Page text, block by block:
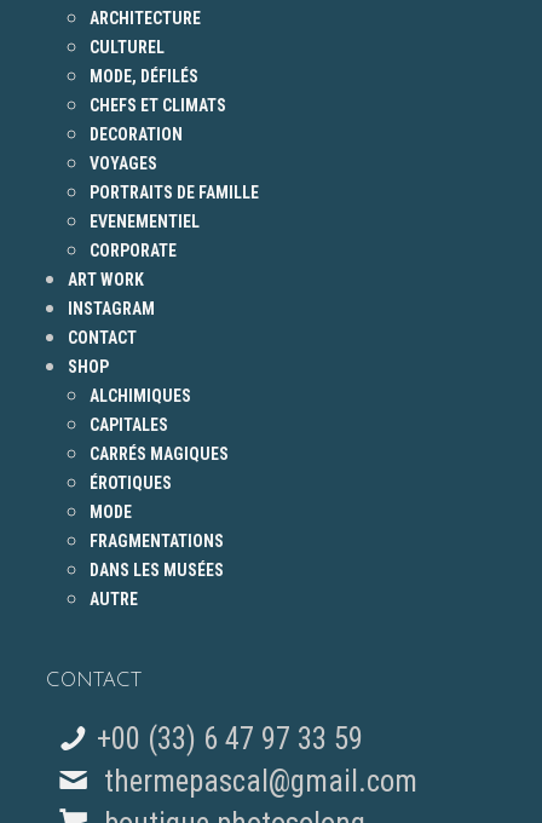
ARCHITECTURE
CULTUREL
MODE, DÉFILÉS
CHEFS ET CLIMATS
DECORATION
VOYAGES
PORTRAITS DE FAMILLE
EVENEMENTIEL
CORPORATE
ART WORK
INSTAGRAM
CONTACT
SHOP
ALCHIMIQUES
CAPITALES
CARRÉS MAGIQUES
ÉROTIQUES
MODE
FRAGMENTATIONS
DANS LES MUSÉES
AUTRE
CONTACT
+00 (33) 6 47 97 33 59
thermepascal@gmail.com